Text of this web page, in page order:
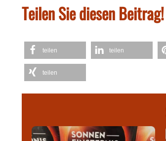
Teilen Sie diesen Beitrag!
teilen teilen
teilen